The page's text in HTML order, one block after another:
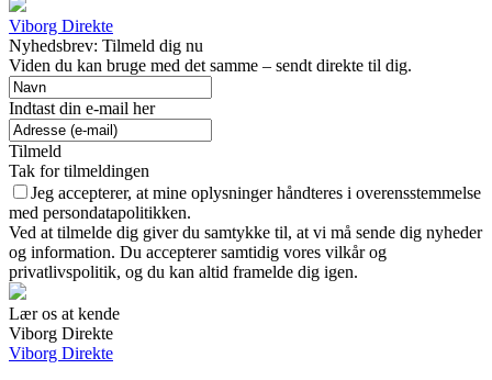
Viborg Direkte
Nyhedsbrev: Tilmeld dig nu
Viden du kan bruge med det samme – sendt direkte til dig.
Indtast din e-mail her
Tilmeld
Tak for tilmeldingen
Jeg accepterer, at mine oplysninger håndteres i overensstemmelse
med persondatapolitikken.
Ved at tilmelde dig giver du samtykke til, at vi må sende dig nyheder
og information. Du accepterer samtidig vores vilkår og
privatlivspolitik, og du kan altid framelde dig igen.
Lær os at kende
Viborg Direkte
Viborg Direkte